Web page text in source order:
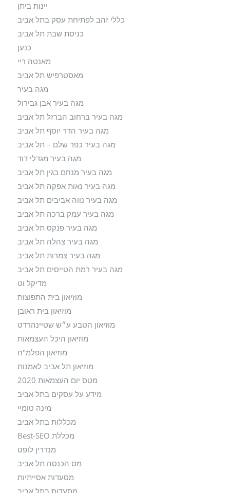
יינות ביתן
כללי זהב לפתיחת עסק בתל אביב
כניסת שבת תל אביב
כנען
מאנטה ריי
מאסטרפיש תל אביב
מגה בעיר
מגה בעיר אבן גבירול
מגה בעיר ברחוב הברזל תל אביב
מגה בעיר הדר יוסף תל אביב
מגה בעיר כפר שלם – תל אביב
מגה בעיר מגדלי דוד
מגה בעיר מנחם בגין תל אביב
מגה בעיר נאות אפקה תל אביב
מגה בעיר נווה אביבים תל אביב
מגה בעיר עמק ברכה תל אביב
מגה בעיר פנקס תל אביב
מגה בעיר צהלה תל אביב
מגה בעיר צמרות תל אביב
מגה בעיר רמת הטייסים תל אביב
מדיקל וט
מוזיאון בית התפוצות
מוזיאון בית ראובן
מוזיאון הטבע ע״ש שטיינהרדט
מוזיאון היכל העצמאות
מוזיאון הפלמ"ח
מוזיאון תל אביב לאמנות
מטס יום העצמאות 2020
מידע על עסקים בתל אביב
מינה טומיי
מכללות בתל אביב
מכללת Best-SEO
מנדרין לופט
מס הכנסה תל אביב
מסעדות אסייתיות